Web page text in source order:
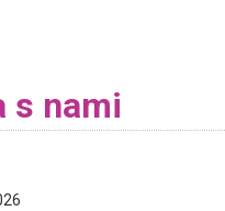
s nami